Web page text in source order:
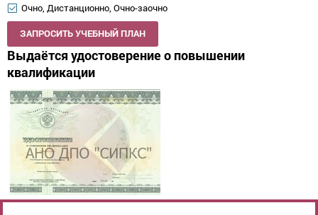
Очно, Дистанционно, Очно-заочно
ЗАПРОСИТЬ УЧЕБНЫЙ ПЛАН
Выдаётся удостоверение о повышении
квалификации